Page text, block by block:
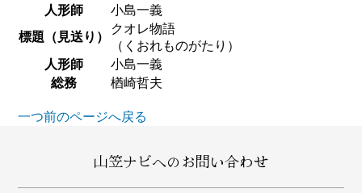
人形師
小島一義
標題（見送り）
クオレ物語
（くおれものがたり）
人形師
小島一義
総務
楢崎哲夫
一つ前のページへ戻る
山笠ナビへのお問い合わせ